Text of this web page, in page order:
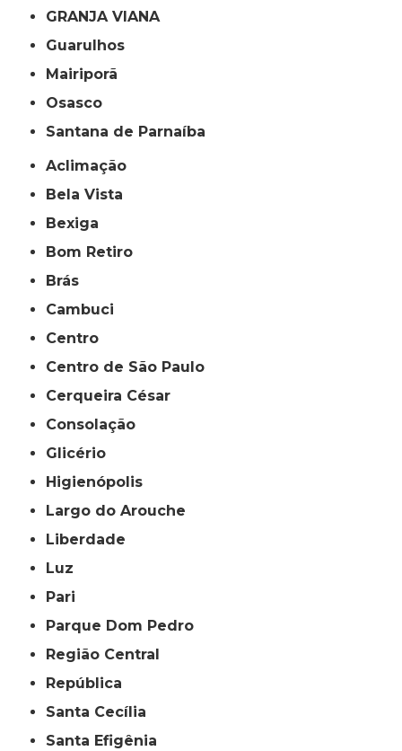
GRANJA VIANA
Guarulhos
Mairiporã
Osasco
Santana de Parnaíba
Aclimação
Bela Vista
Bexiga
Bom Retiro
Brás
Cambuci
Centro
Centro de São Paulo
Cerqueira César
Consolação
Glicério
Higienópolis
Largo do Arouche
Liberdade
Luz
Pari
Parque Dom Pedro
Região Central
República
Santa Cecília
Santa Efigênia